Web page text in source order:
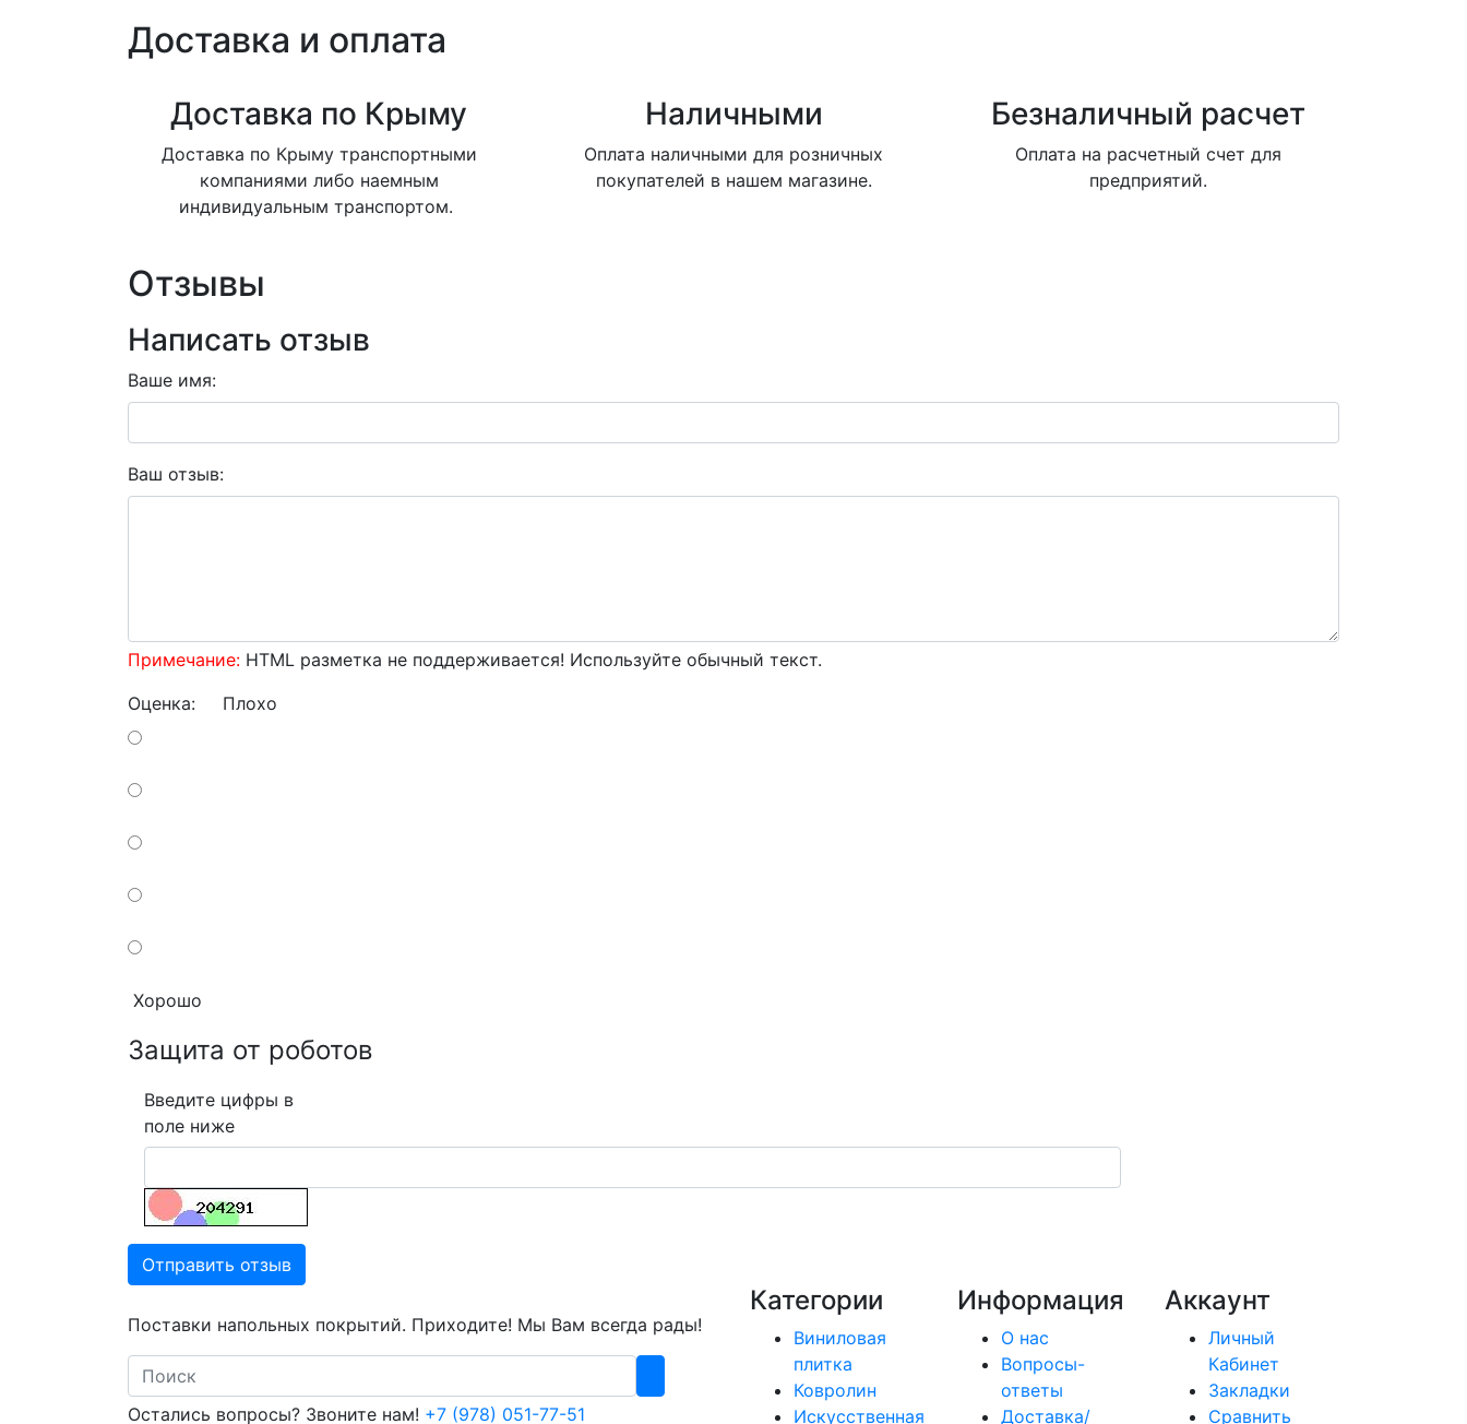
Доставка и оплата
Доставка по Крыму
Доставка по Крыму транспортными
компаниями либо наемным
индивидуальным транспортом.
Наличными
Оплата наличными для розничных
покупателей в нашем магазине.
Безналичный расчет
Оплата на расчетный счет для
предприятий.
Отзывы
Написать отзыв
Ваше имя:
Ваш отзыв:
Примечание: HTML разметка не поддерживается! Используйте обычный текст.
Оценка: Плохо
Хорошо
Защита от роботов
Введите цифры в
поле ниже
Отправить отзыв
Поставки напольных покрытий. Приходите! Мы Вам всегда рады!
Search
Остались вопросы? Звоните нам! +7 (978) 051-77-51
Категории
Виниловая
плитка
Ковролин
Искусственная
Информация
О нас
Вопросы-
ответы
Доставка/
Аккаунт
Личный
Кабинет
Закладки
Сравнить